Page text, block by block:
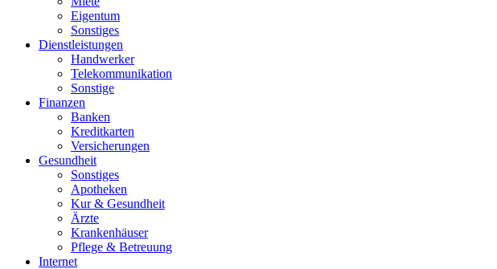
Eigentum
Sonstiges
Dienstleistungen
Handwerker
Telekommunikation
Sonstige
Finanzen
Banken
Kreditkarten
Versicherungen
Gesundheit
Sonstiges
Apotheken
Kur & Gesundheit
Ärzte
Krankenhäuser
Pflege & Betreuung
Internet